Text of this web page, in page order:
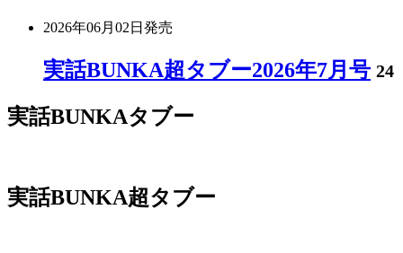
2026年06月02日 発売
実話BUNKA超タブー2026年7月号 24
実話BUNKAタブー
実話BUNKA超タブー